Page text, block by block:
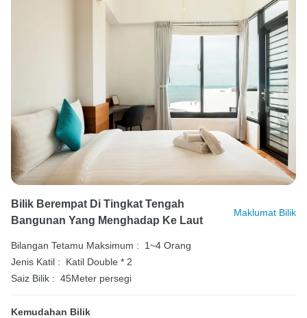
Bilik Berempat Di Tingkat Tengah
Bangunan Yang Menghadap Ke Laut
Maklumat Bilik
Bilangan Tetamu Maksimum :
1~4 Orang
Jenis Katil :
Katil Double * 2
Saiz Bilik : 45Meter persegi
Kemudahan Bilik